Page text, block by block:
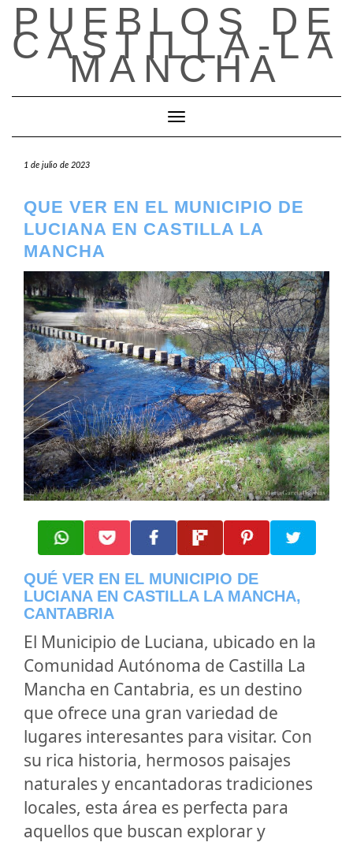
Saltar
contenido
PUEBLOS DE
CASTILLA-LA
MANCHA
Cambiar modo de navegación
1 de julio de 2023
QUE VER EN EL MUNICIPIO DE
LUCIANA EN CASTILLA LA
MANCHA
QUÉ VER EN EL MUNICIPIO DE
LUCIANA EN CASTILLA LA MANCHA,
CANTABRIA
El Municipio de Luciana, ubicado en la
Comunidad Autónoma de Castilla La
Mancha en Cantabria, es un destino
que ofrece una gran variedad de
lugares interesantes para visitar. Con
su rica historia, hermosos paisajes
naturales y encantadoras tradiciones
locales, esta área es perfecta para
aquellos que buscan explorar y